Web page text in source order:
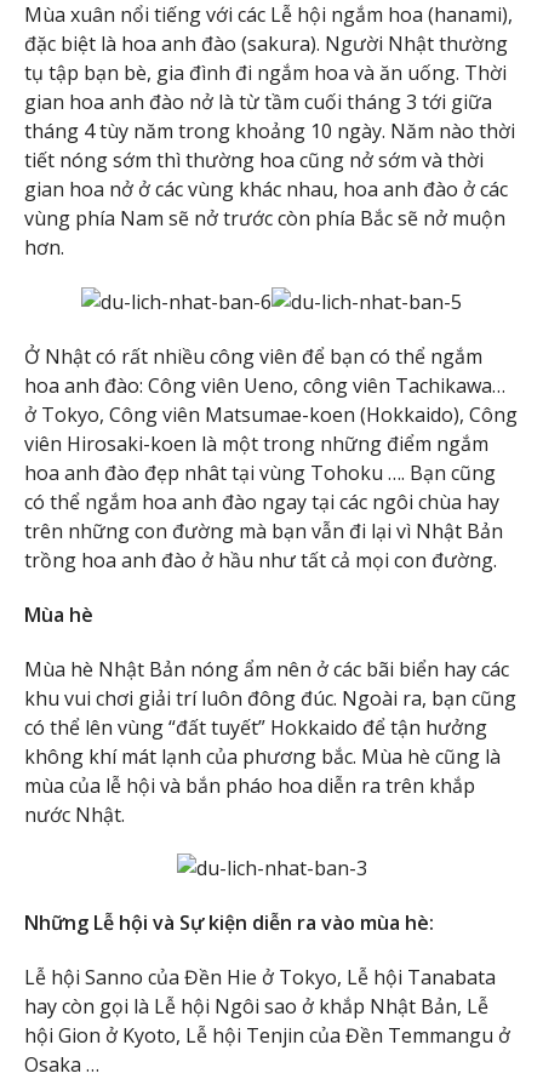
Mùa xuân nổi tiếng với các Lễ hội ngắm hoa (hanami),
đặc biệt là hoa anh đào (sakura). Người Nhật thường
tụ tập bạn bè, gia đình đi ngắm hoa và ăn uống. Thời
gian hoa anh đào nở là từ tầm cuối tháng 3 tới giữa
tháng 4 tùy năm trong khoảng 10 ngày. Năm nào thời
tiết nóng sớm thì thường hoa cũng nở sớm và thời
gian hoa nở ở các vùng khác nhau, hoa anh đào ở các
vùng phía Nam sẽ nở trước còn phía Bắc sẽ nở muộn
hơn.
Ở Nhật có rất nhiều công viên để bạn có thể ngắm
hoa anh đào: Công viên Ueno, công viên Tachikawa…
ở Tokyo, Công viên Matsumae-koen (Hokkaido), Công
viên Hirosaki-koen là một trong những điểm ngắm
hoa anh đào đẹp nhât tại vùng Tohoku …. Bạn cũng
có thể ngắm hoa anh đào ngay tại các ngôi chùa hay
trên những con đường mà bạn vẫn đi lại vì Nhật Bản
trồng hoa anh đào ở hầu như tất cả mọi con đường.
Mùa hè
Mùa hè Nhật Bản nóng ẩm nên ở các bãi biển hay các
khu vui chơi giải trí luôn đông đúc. Ngoài ra, bạn cũng
có thể lên vùng “đất tuyết” Hokkaido để tận hưởng
không khí mát lạnh của phương bắc. Mùa hè cũng là
mùa của lễ hội và bắn pháo hoa diễn ra trên khắp
nước Nhật.
Những Lễ hội và Sự kiện diễn ra vào mùa hè:
Lễ hội Sanno của Đền Hie ở Tokyo, Lễ hội Tanabata
hay còn gọi là Lễ hội Ngôi sao ở khắp Nhật Bản, Lễ
hội Gion ở Kyoto, Lễ hội Tenjin của Đền Temmangu ở
Osaka …